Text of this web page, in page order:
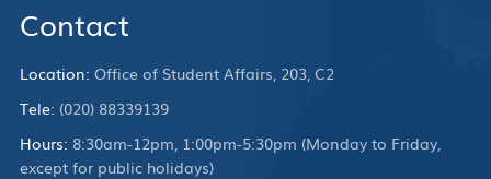
Contact
Location: Office of Student Affairs, 203, C2
Tele: (020) 88339139
Hours: 8:30am-12pm, 1:00pm-5:30pm (Monday to Friday,
except for public holidays)